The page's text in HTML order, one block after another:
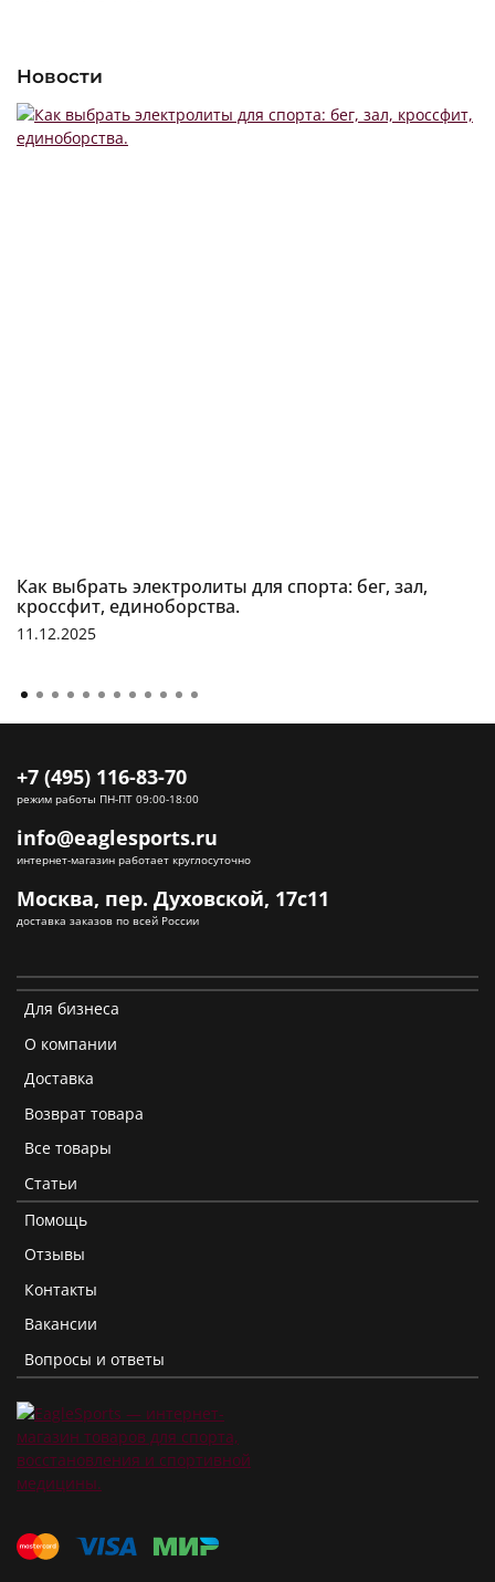
Новости
Как выбрать электролиты для спорта: бег, зал,
кроссфит, единоборства.
11.12.2025
Для бизнеса
О компании
Доставка
Возврат товара
Все товары
Статьи
Помощь
Отзывы
Контакты
Вакансии
Вопросы и ответы
+7 (495) 116-83-70
режим работы ПН-ПТ 09:00-18:00
info@eaglesports.ru
интернет-магазин работает круглосуточно
Москва, пер. Духовской, 17с11
доставка заказов по всей России